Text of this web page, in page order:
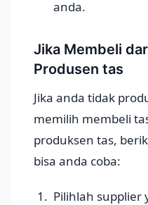
anda.
Jika Membeli
Produsen tas
Jika anda tidak
memilih membeli
produksen tas,
bisa anda coba:
Pilihlah supplier